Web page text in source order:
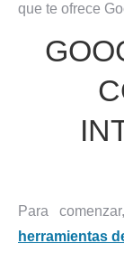
que te ofrece
Para
herramientas